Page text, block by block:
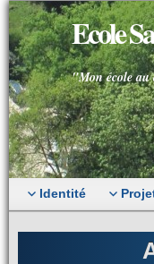
Ecole
"Mon école au
Identité